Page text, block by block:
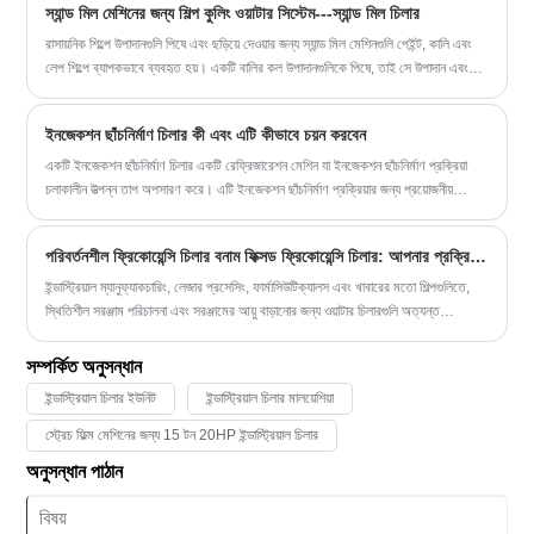
স্যান্ড মিল মেশিনের জন্য শিল্প কুলিং ওয়াটার সিস্টেম---স্যান্ড মিল চিলার
রাসায়নিক শিল্পে উপাদানগুলি পিষে এবং ছড়িয়ে দেওয়ার জন্য স্যান্ড মিল মেশিনগুলি পেইন্ট, কালি এবং
লেপ শিল্পে ব্যাপকভাবে ব্যবহৃত হয়। একটি বালির কল উপাদানগুলিকে পিষে, তাই সে উপাদান এবং
ব্যবস্থার প্রয়োজন হয়। এখানেই বালি কল চিলার একটি অনিবার্য পছন্দ
ইনজেকশন ছাঁচনির্মাণ চিলার কী এবং এটি কীভাবে চয়ন করবেন
একটি ইনজেকশন ছাঁচনির্মাণ চিলার একটি রেফ্রিজারেশন মেশিন যা ইনজেকশন ছাঁচনির্মাণ প্রক্রিয়া
চলাকালীন উত্পন্ন তাপ অপসারণ করে। এটি ইনজেকশন ছাঁচনির্মাণ প্রক্রিয়ার জন্য প্রয়োজনীয়
পরিবর্তনশীল ফ্রিকোয়েন্সি চিলার বনাম ফিক্সড ফ্রিকোয়েন্সি চিলার: আপনার প্রক্রিয়ার জন্য কোনটি বেশি উপযুক্ত?
ইন্ডাস্ট্রিয়াল ম্যানুফ্যাকচারিং, লেজার প্রসেসিং, ফার্মাসিউটিক্যালস এবং খাবারের মতো শিল্পগুলিতে,
স্থিতিশীল সরঞ্জাম পরিচালনা এবং সরঞ্জামের আয়ু বাড়ানোর জন্য ওয়াটার চিলারগুলি অত্যন্ত
সম্পর্কিত অনুসন্ধান
ইন্ডাস্ট্রিয়াল চিলার ইউনিট ইন্ডাস্ট্রিয়াল চিলার মালয়েশিয়া
স্ট্রেচ ফিল্ম মেশিনের জন্য 15 টন 20HP ইন্ডাস্ট্রিয়াল চিলার
অনুসন্ধান পাঠান